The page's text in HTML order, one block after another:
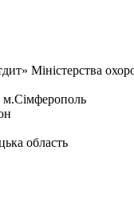
Міністерства
м.Сімферополь
область